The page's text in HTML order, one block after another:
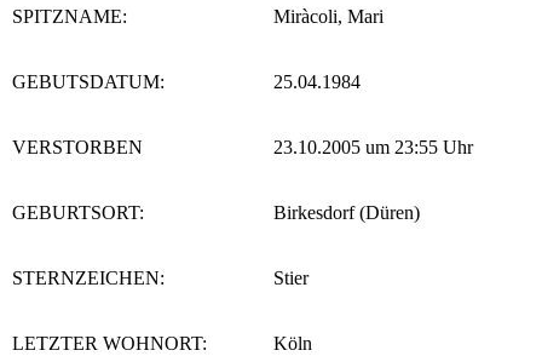
SPITZNAME: Miràcoli, Mari
GEBUTSDATUM: 25.04.1984
VERSTORBEN 23.10.2005 um 23:55 Uhr
GEBURTSORT: Birkesdorf (Düren)
STERNZEICHEN: Stier
LETZTER WOHNORT: Köln